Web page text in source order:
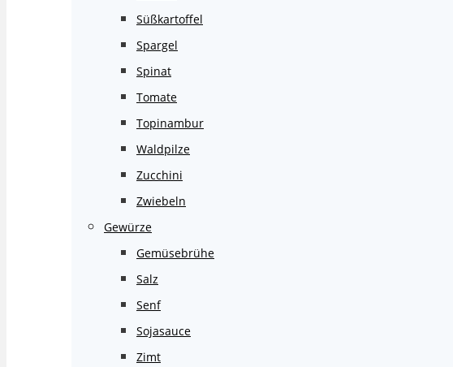
Süßkartoffel
Spargel
Spinat
Tomate
Topinambur
Waldpilze
Zucchini
Zwiebeln
Gewürze
Gemüsebrühe
Salz
Senf
Sojasauce
Zimt